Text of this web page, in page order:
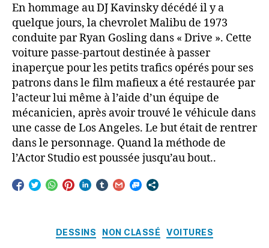
En hommage au DJ Kavinsky décédé il y a
quelque jours, la chevrolet Malibu de 1973
conduite par Ryan Gosling dans « Drive ». Cette
voiture passe-partout destinée à passer
inaperçue pour les petits trafics opérés pour ses
patrons dans le film mafieux a été restaurée par
l’acteur lui même à l’aide d’un équipe de
mécanicien, après avoir trouvé le véhicule dans
une casse de Los Angeles. Le but était de rentrer
dans le personnage. Quand la méthode de
l’Actor Studio est poussée jusqu’au bout..
Catégories
DESSINS NON CLASSÉ VOITURES